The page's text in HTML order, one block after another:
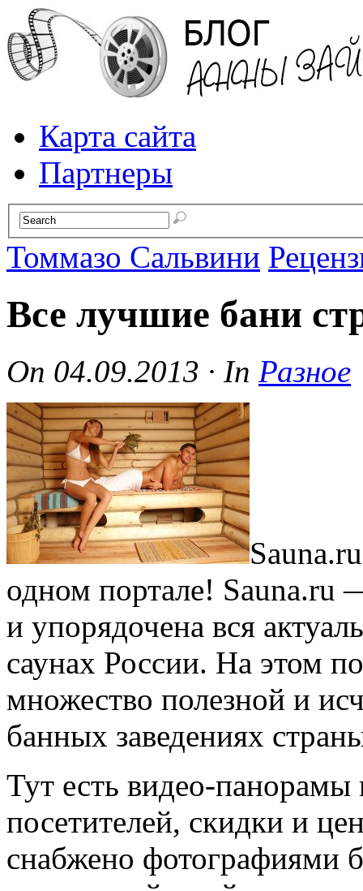
Карта сайта
Партнеры
Томмазо Сальвини
Все лучшие бани
On 04.09.2013 · In Разное
одном портале! Sauna.ru
и упорядочена вся
саунах России. На этом
множество полезной и
банных заведениях
Тут есть видео-
посетителей, скидки и
снабжено фотографиями